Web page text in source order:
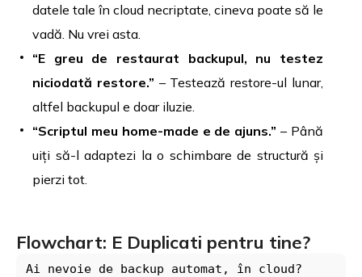
datele tale în cloud necriptate, cineva poate să le
vadă. Nu vrei asta.
“E greu de restaurat backupul, nu testez
niciodată restore.” – Testează restore-ul lunar,
altfel backupul e doar iluzie.
“Scriptul meu home-made e de ajuns.” – Până
uiți să-l adaptezi la o schimbare de structură și
pierzi tot.
Flowchart: E Duplicati pentru tine?
Ai nevoie de backup automat, în cloud?